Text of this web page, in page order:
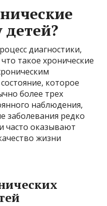
детей?
диагностики,
такое хронические
которое
более трех
наблюдения,
заболевания редко
часто оказывают
жизни